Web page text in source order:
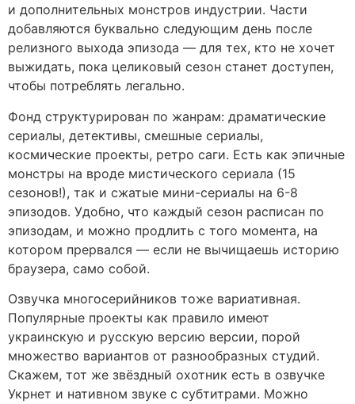
и дополнительных монстров индустрии. Части
добавляются буквально следующим день после
релизного выхода эпизода — для тех, кто не хочет
выжидать, пока целиковый сезон станет доступен,
чтобы потреблять легально.
Фонд структурирован по жанрам: драматические
сериалы, детективы, смешные сериалы,
космические проекты, ретро саги. Есть как эпичные
монстры на вроде мистического сериала (15
сезонов!), так и сжатые мини-сериалы на 6-8
эпизодов. Удобно, что каждый сезон расписан по
эпизодам, и можно продлить с того момента, на
котором прервался — если не вычищаешь историю
браузера, само собой.
Озвучка многосерийников тоже вариативная.
Популярные проекты как правило имеют
украинскую и русскую версию версии, порой
множество вариантов от разнообразных студий.
Скажем, тот же звёздный охотник есть в озвучке
Укрнет и нативном звуке с субтитрами. Можно